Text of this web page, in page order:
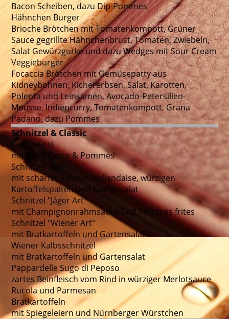
Bacon Scheiben, dazu Dip-Pommes
Hähnchen Burger
Brioche Brötchen mit Tomatenkompott, Grüner
Sauce gegrillte Hähnchenbrust, Tomaten, Zwiebeln,
Salat Gewürzgurke und dazu Wedges mit Sour Cream
Veggieburger
Focaccia Brötchen mit Gemüsepatty aus
Kidneybohnen, Kichererbsen, Salat, Karotten,
Polenta und Leinsamen, Avocado-Petersilien-
Mousse, Indiencurry, Tomatenkompott, Grana
Padano, dazu Pommes
Schnitzel & Classic
Currywurst
mit Currysauce & Pommes
Schnitzel "Rio"
mit scharfer Sambal Hollandaise, würzigen
Kartoffelspalten und Gartensalat
Schnitzel "Jäger Art"
mit Champignonrahmsauce und Pommes frites
Schnitzel "Wiener Art"
mit Bratkartoffeln und Gartensalat
Wiener Kalbsschnitzel
mit Bratkartoffeln und Gartensalat
Pappardelle Sugo di Peposo
zartes Beinfleisch vom Rind in würziger Merlotsauce
Rucola und Parmesan
Bratkartoffeln
mit Spiegeleiern und Nürnberger Würstchen